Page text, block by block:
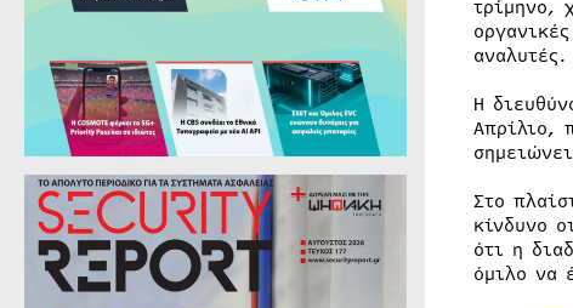
τρίμηνο,
αναλυτές.
Η
Απρίλιο,
Στο
κίνδυνο
ότι η
όμιλο να